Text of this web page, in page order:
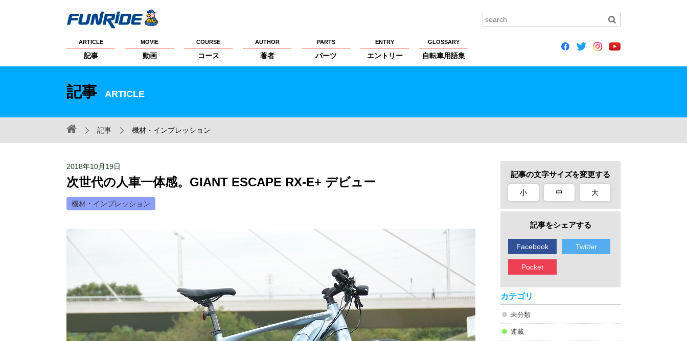
ARTICLE
記事
MOVIE
動画
COURSE
コース
AUTHOR
著者
PARTS
パーツ
ENTRY
エントリー
GLOSSARY
自転車用語集
記事 ARTICLE
記事 機材・インプレッション
2018年10月19日
次世代の人車一体感。GIANT ESCAPE RX-E+ デビュー
機材・インプレッション
記事の文字サイズを変更する
小 中 大
記事をシェアする
Facebook Twitter
Pocket
カテゴリ
未分類
連載